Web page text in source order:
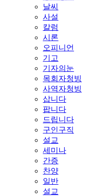
날씨
사설
칼럼
시론
오피니언
기고
기자의눈
목회자청빙
사역자청빙
삽니다
팝니다
드립니다
구인구직
설교
세미나
간증
찬양
일반
설교